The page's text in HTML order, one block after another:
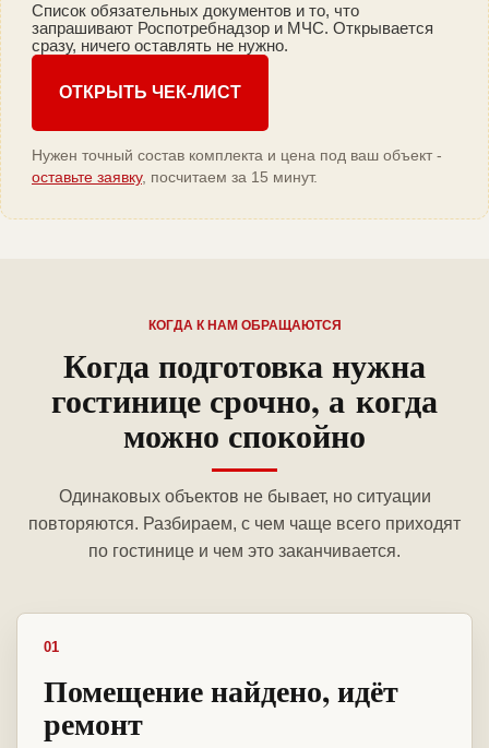
Список обязательных документов и то, что
запрашивают Роспотребнадзор и МЧС. Открывается
сразу, ничего оставлять не нужно.
ОТКРЫТЬ ЧЕК-ЛИСТ
Нужен точный состав комплекта и цена под ваш объект -
оставьте заявку, посчитаем за 15 минут.
КОГДА К НАМ ОБРАЩАЮТСЯ
Когда подготовка нужна
гостинице срочно, а когда
можно спокойно
Одинаковых объектов не бывает, но ситуации
повторяются. Разбираем, с чем чаще всего приходят
по гостинице и чем это заканчивается.
01
Помещение найдено, идёт
ремонт